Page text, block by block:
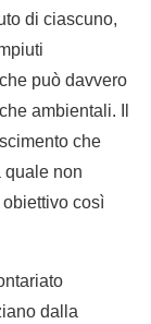
di ciascuno,
può davvero
ambientali. Il
che
quale non
così
dalla